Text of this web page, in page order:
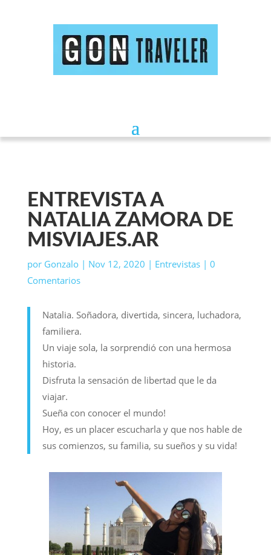
ENTREVISTA A
NATALIA ZAMORA DE
MISVIAJES.AR
por Gonzalo| Nov 12, 2020 | Entrevistas| 0
Comentarios
Natalia. Soñadora, divertida, sincera, luchadora,
familiera.
Un viaje sola, la sorprendió con una hermosa
historia.
Disfruta la sensación de libertad que le da
viajar.
Sueña con conocer el mundo!
Hoy, es un placer escucharla y que nos hable de
sus comienzos, su familia, su sueños y su vida!